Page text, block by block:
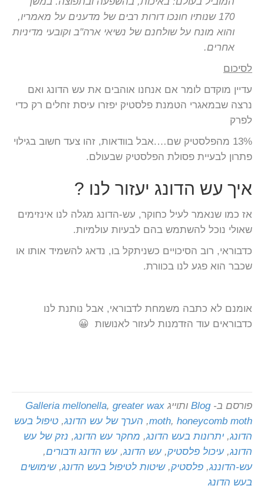
170 שנותיו חונכו דורות רבים של מדענים על מאמריו,
והוא מונח על שולחנם של נשיאי ארה"ב וקובעי מדיניות
אחרים.
לסיכום
עדיין מוקדם לומר אם אנחנו אוהבים את עש הדונג ואם
נרצה שבמאגרי הטמנת פלסטיק יפזרו עיסת זחלים רק כדי
לפרק
13% מהפלסטיק שם….אבל בוודאות, זהו צעד חשוב בגילוי
פתרון לבעיית פסולת הפלסטיק שבעולם.
איך עש הדונג יעזור לנו ?
אז כמו שנאמר לעיל כחוקר, עש-הדונג מגלה לנו אינזימים
שאולי נוכל להשתמש בהם לבעיות עולמיות.
כדבוראי, רוב הסיכויים כשניתקל בו, נדאג להשמיד אותו או
שכבר הוא פגע לנו בכוורת.
אומנם לא כתבה משמחת לדבוראי, אבל נותנת לנו
כדבוראים עוד הזדמנות לעזור לאנושות 😀
פורסם ב-Blog ותוייג Galleria mellonella, greater wax
moth, honeycomb moth
, הערך של עש הדונג, טיפול בעש
הדונג, יתרונות בעש הדונג, מחקר עש הדונג, נזק של עש
הדונג, עיכול פלסטיק, עש הדונג, עש הדונג ודבורים,
עש-הדוננג, פלסטיק,שיטות לטיפול בעש הדונג,שימושים
בעש הדונג